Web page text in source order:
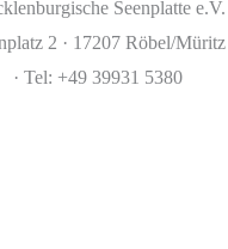
Seenplatte e.V.
2 · 17207 Röbel/Müritz
· Tel: +49 39931 5380